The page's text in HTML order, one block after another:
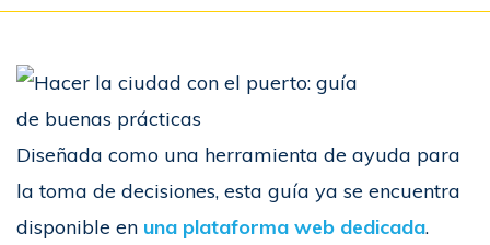
Diseñada como una herramienta de ayuda para
la toma de decisiones, esta guía ya se encuentra
disponible en una plataforma web dedicada.